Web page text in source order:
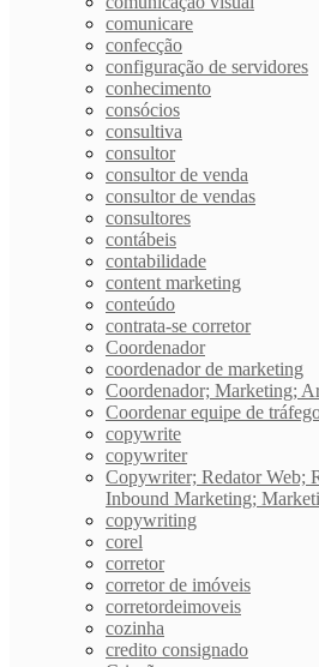
comunicare
confecção
configuração de servidores
conhecimento
consócios
consultiva
consultor
consultor de venda
consultor de vendas
consultores
contábeis
contabilidade
content marketing
conteúdo
contrata-se corretor
Coordenador
coordenador de marketing
Coordenador; Marketing;
Coordenar equipe de
copywrite
copywriter
Copywriter; Redator Web;
Inbound Marketing;
copywriting
corel
corretor
corretor de imóveis
corretordeimoveis
cozinha
credito consignado